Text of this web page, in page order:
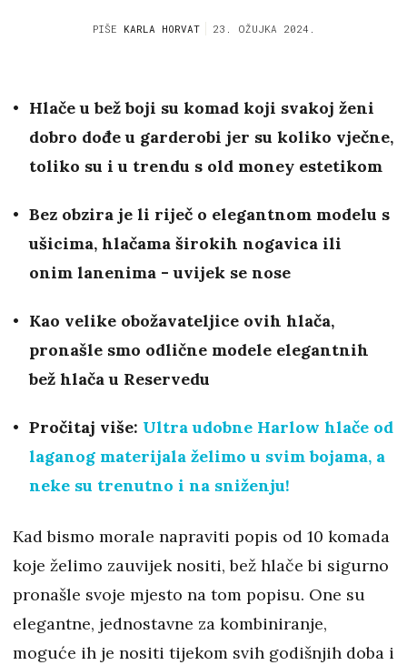
PIŠE KARLA HORVAT 23. OŽUJKA 2024.
Hlače u bež boji su komad koji svakoj ženi
dobro dođe u garderobi jer su koliko vječne,
toliko su i u trendu s old money estetikom
Bez obzira je li riječ o elegantnom modelu s
ušicima, hlačama širokih nogavica ili
onim lanenima - uvijek se nose
Kao velike obožavateljice ovih hlača,
pronašle smo odlične modele elegantnih
bež hlača u Reservedu
Pročitaj više: Ultra udobne Harlow hlače od
laganog materijala želimo u svim bojama, a
neke su trenutno i na sniženju!
Kad bismo morale napraviti popis od 10 komada
koje želimo zauvijek nositi, bež hlače bi sigurno
pronašle svoje mjesto na tom popisu. One su
elegantne, jednostavne za kombiniranje,
moguće ih je nositi tijekom svih godišnjih doba i